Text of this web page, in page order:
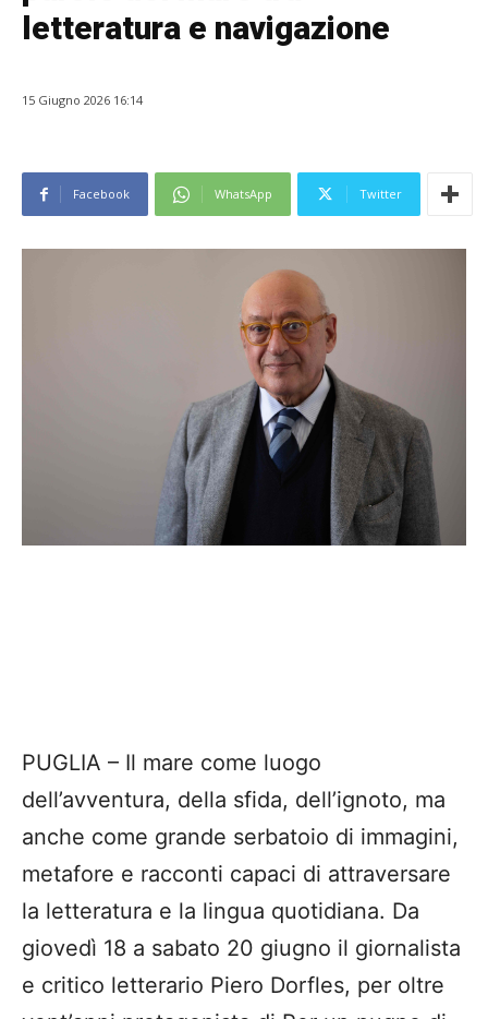
letteratura e navigazione
15 Giugno 2026 16:14
Facebook WhatsApp Twitter
PUGLIA – Il mare come luogo
dell’avventura, della sfida, dell’ignoto, ma
anche come grande serbatoio di immagini,
metafore e racconti capaci di attraversare
la letteratura e la lingua quotidiana. Da
giovedì 18 a sabato 20 giugno il giornalista
e critico letterario Piero Dorfles, per oltre